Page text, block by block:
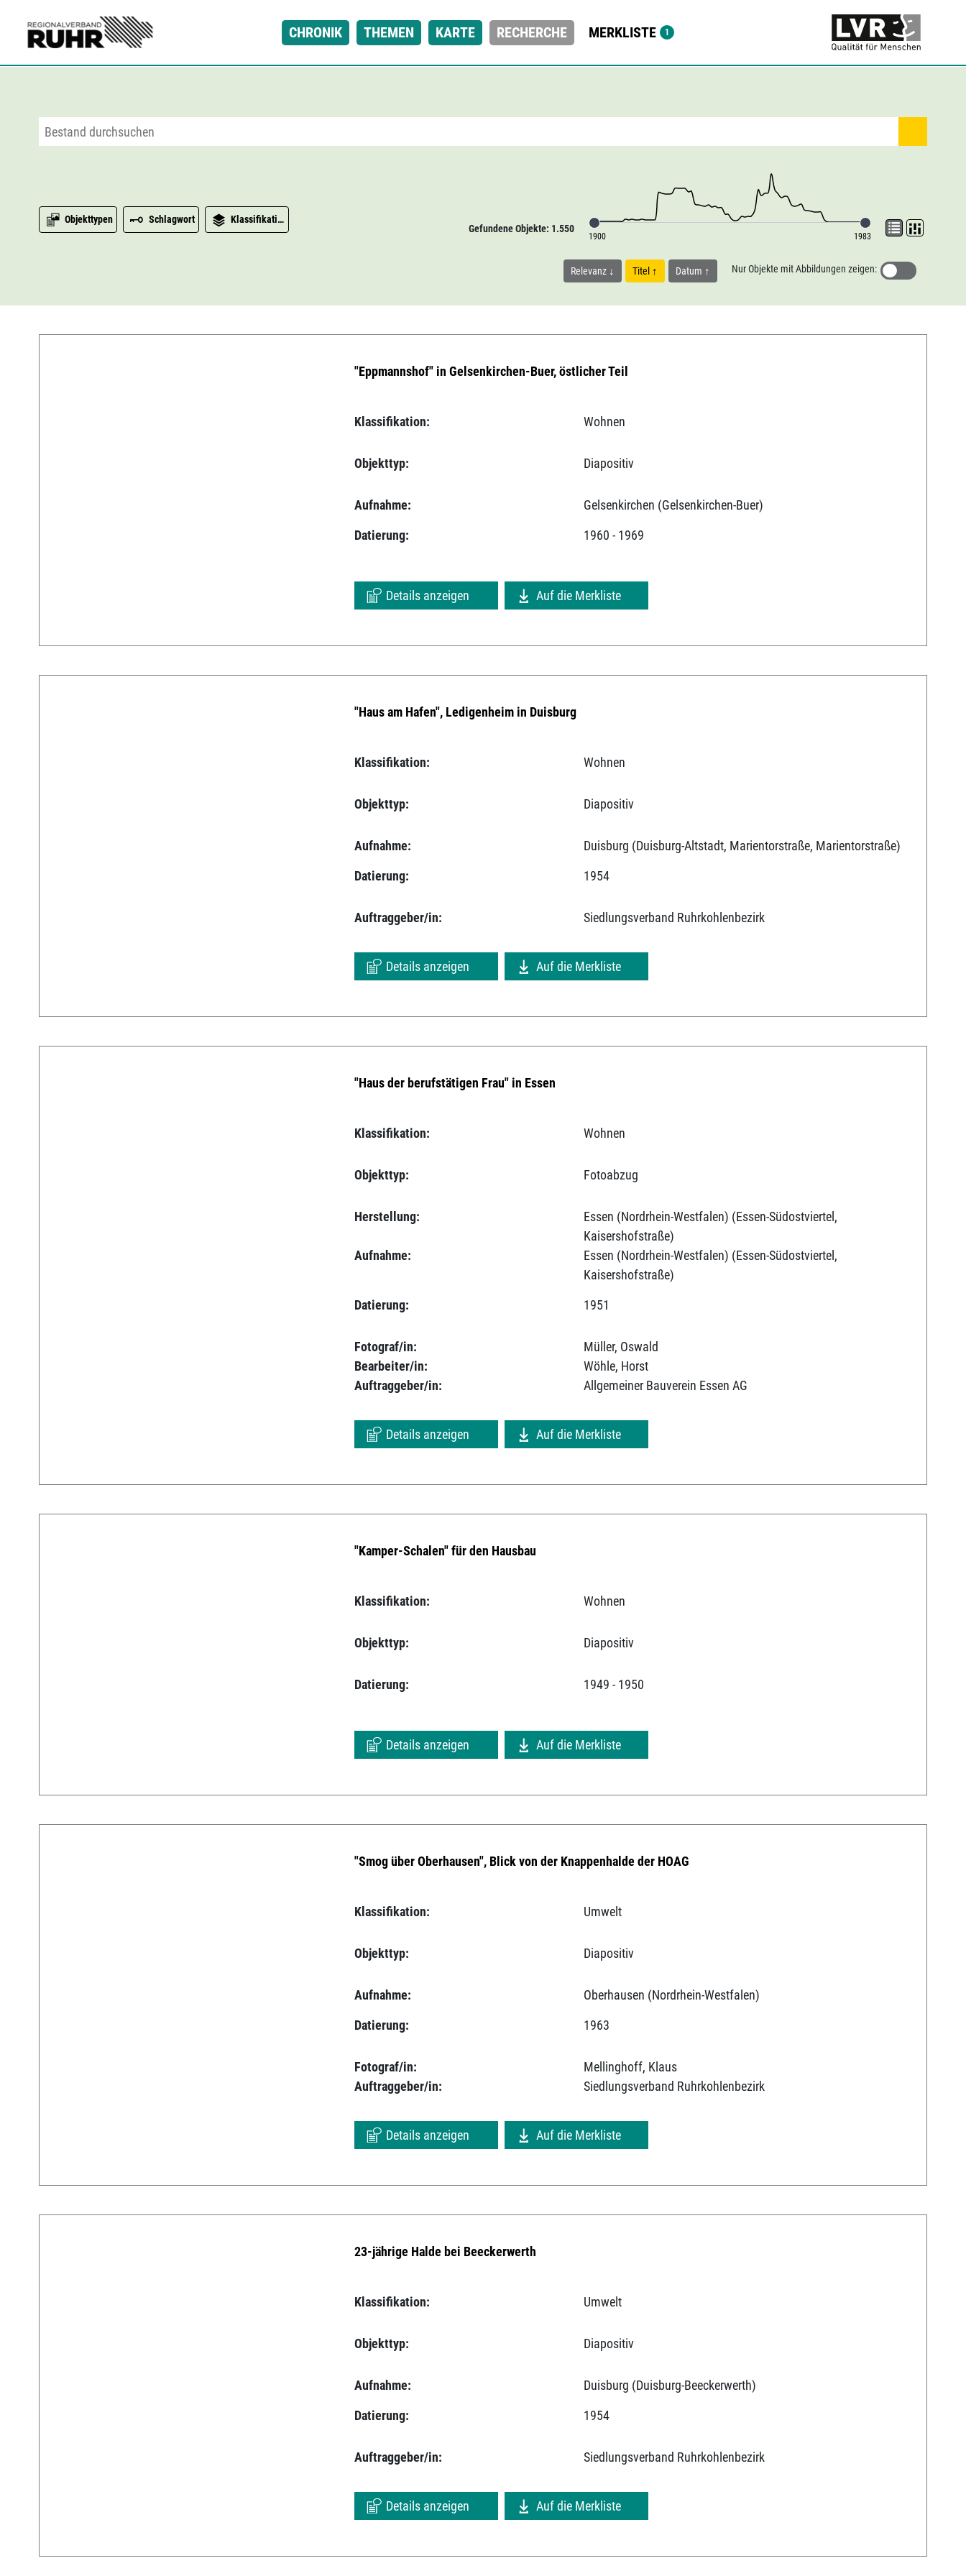
CHRONIK THEMEN KARTE RECHERCHE MERKLISTE
Objekttypen Schlagwort
Klassifikation
Gefundene Objekte: 1.550
1900 1983
Relevanz Titel Datum Nur Objekte mit Abbildungen zeigen:
"Eppmannshof" in Gelsenkirchen-Buer, östlicher Teil
Klassifikation: Wohnen
Objekttyp: Diapositiv
Aufnahme:
Gelsenkirchen (Gelsenkirchen-Buer)
Datierung:
1960 - 1969
Details anzeigen Auf die Merkliste
"Haus am Hafen", Ledigenheim in Duisburg
Klassifikation: Wohnen
Objekttyp: Diapositiv
Aufnahme:
Duisburg (Duisburg-Altstadt, Marientorstraße, Marientorstraße)
Datierung:
1954
Auftraggeber/in: Siedlungsverband Ruhrkohlenbezirk
Details anzeigen Auf die Merkliste
"Haus der berufstätigen Frau" in Essen
Klassifikation: Wohnen
Objekttyp: Fotoabzug
Herstellung:
Essen (Nordrhein-Westfalen) (Essen-Südostviertel,
Kaisershofstraße)
Aufnahme:
Essen (Nordrhein-Westfalen) (Essen-Südostviertel,
Kaisershofstraße)
Datierung:
1951
Fotograf/in:
Müller, Oswald
Bearbeiter/in:
Wöhle, Horst
Auftraggeber/in:
Allgemeiner Bauverein Essen AG
Details anzeigen Auf die Merkliste
"Kamper-Schalen" für den Hausbau
Klassifikation: Wohnen
Objekttyp: Diapositiv
Datierung: 1949 - 1950
Details anzeigen Auf die Merkliste
"Smog über Oberhausen", Blick von der Knappenhalde der HOAG
Klassifikation: Umwelt
Objekttyp: Diapositiv
Aufnahme:
Oberhausen (Nordrhein-Westfalen)
Datierung:
1963
Fotograf/in:
Mellinghoff, Klaus
Auftraggeber/in:
Siedlungsverband Ruhrkohlenbezirk
Details anzeigen Auf die Merkliste
23-jährige Halde bei Beeckerwerth
Klassifikation: Umwelt
Objekttyp: Diapositiv
Aufnahme:
Duisburg (Duisburg-Beeckerwerth)
Datierung:
1954
Auftraggeber/in: Siedlungsverband Ruhrkohlenbezirk
Details anzeigen Auf die Merkliste